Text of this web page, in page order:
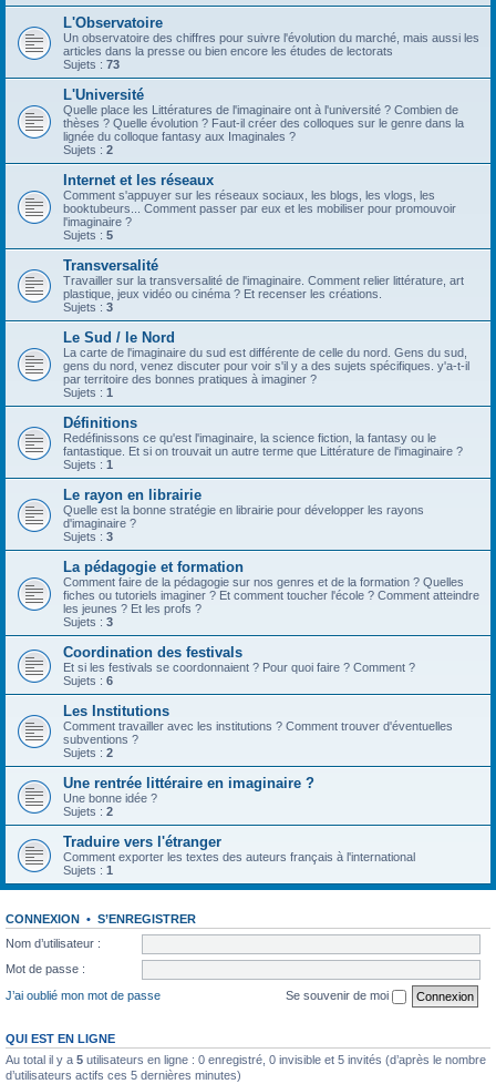
L'Observatoire
Un observatoire des chiffres pour suivre l'évolution du marché, mais aussi les
articles dans la presse ou bien encore les études de lectorats
Sujets : 73
L'Université
Quelle place les Littératures de l'imaginaire ont à l'université ? Combien de
thèses ? Quelle évolution ? Faut-il créer des colloques sur le genre dans la
lignée du colloque fantasy aux Imaginales ?
Sujets : 2
Internet et les réseaux
Comment s'appuyer sur les réseaux sociaux, les blogs, les vlogs, les
booktubeurs... Comment passer par eux et les mobiliser pour promouvoir
l'imaginaire ?
Sujets : 5
Transversalité
Travailler sur la transversalité de l'imaginaire. Comment relier littérature, art
plastique, jeux vidéo ou cinéma ? Et recenser les créations.
Sujets : 3
Le Sud / le Nord
La carte de l'imaginaire du sud est différente de celle du nord. Gens du sud,
gens du nord, venez discuter pour voir s'il y a des sujets spécifiques. y'a-t-il
par territoire des bonnes pratiques à imaginer ?
Sujets : 1
Définitions
Redéfinissons ce qu'est l'imaginaire, la science fiction, la fantasy ou le
fantastique. Et si on trouvait un autre terme que Littérature de l'imaginaire ?
Sujets : 1
Le rayon en librairie
Quelle est la bonne stratégie en librairie pour développer les rayons
d'imaginaire ?
Sujets : 3
La pédagogie et formation
Comment faire de la pédagogie sur nos genres et de la formation ? Quelles
fiches ou tutoriels imaginer ? Et comment toucher l'école ? Comment atteindre
les jeunes ? Et les profs ?
Sujets : 3
Coordination des festivals
Et si les festivals se coordonnaient ? Pour quoi faire ? Comment ?
Sujets : 6
Les Institutions
Comment travailler avec les institutions ? Comment trouver d'éventuelles
subventions ?
Sujets : 2
Une rentrée littéraire en imaginaire ?
Une bonne idée ?
Sujets : 2
Traduire vers l'étranger
Comment exporter les textes des auteurs français à l'international
Sujets : 1
CONNEXION • S’ENREGISTRER
Nom d’utilisateur :
Mot de passe :
J’ai oublié mon mot de passe
Se souvenir de moi
QUI EST EN LIGNE
Au total il y a 5 utilisateurs en ligne : 0 enregistré, 0 invisible et 5 invités (d’après le nombre
d’utilisateurs actifs ces 5 dernières minutes)